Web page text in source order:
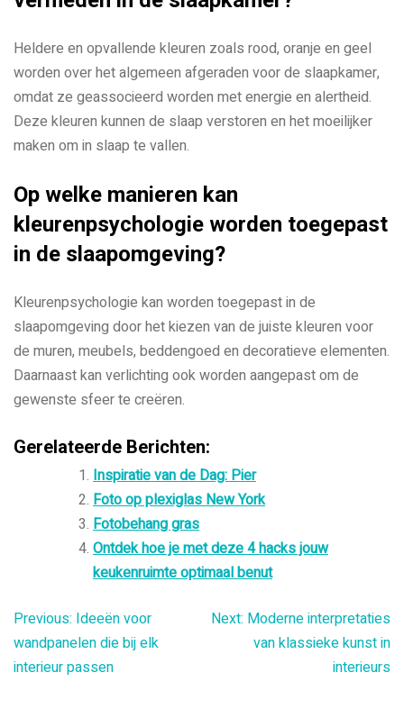
Heldere en opvallende kleuren zoals rood, oranje en geel
worden over het algemeen afgeraden voor de slaapkamer,
omdat ze geassocieerd worden met energie en alertheid.
Deze kleuren kunnen de slaap verstoren en het moeilijker
maken om in slaap te vallen.
Op welke manieren kan
kleurenpsychologie worden toegepast
in de slaapomgeving?
Kleurenpsychologie kan worden toegepast in de
slaapomgeving door het kiezen van de juiste kleuren voor
de muren, meubels, beddengoed en decoratieve elementen.
Daarnaast kan verlichting ook worden aangepast om de
gewenste sfeer te creëren.
Gerelateerde Berichten:
Inspiratie van de Dag: Pier
Foto op plexiglas New York
Fotobehang gras
Ontdek hoe je met deze 4 hacks jouw
keukenruimte optimaal benut
Bericht
navigatie
Previous: Ideeën voor
wandpanelen die bij elk
interieur passen
Next: Moderne interpretaties
van klassieke kunst in
interieurs